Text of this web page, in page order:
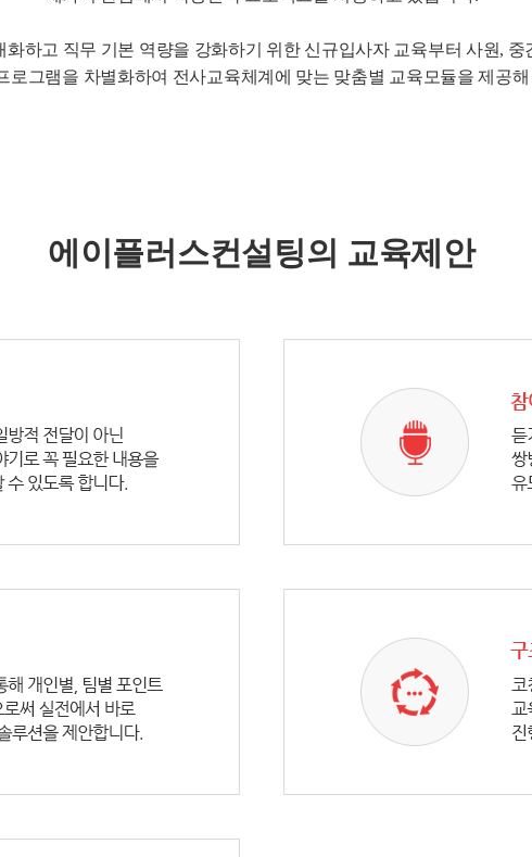
하고 직무 기본 역량을 강화하기 위한 신규입사자 교육부터 사원, 중
로그램을 차별화하여 전사교육체계에 맞는 맞춤별 교육모듈을 제공
에이플러스컨설팅의 교육제안